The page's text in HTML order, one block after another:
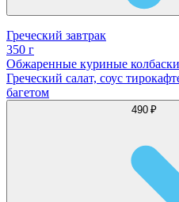
Греческий завтрак
350 г
Обжаренные куриные
Греческий салат, соус
багетом
490 ₽